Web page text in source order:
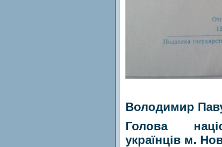
Володимир
Голова
українців м.